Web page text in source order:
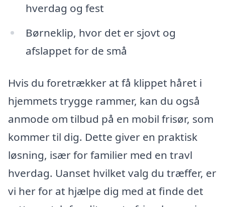
hverdag og fest
Børneklip, hvor det er sjovt og
afslappet for de små
Hvis du foretrækker at få klippet håret i
hjemmets trygge rammer, kan du også
anmode om tilbud på en mobil frisør, som
kommer til dig. Dette giver en praktisk
løsning, især for familier med en travl
hverdag. Uanset hvilket valg du træffer, er
vi her for at hjælpe dig med at finde det